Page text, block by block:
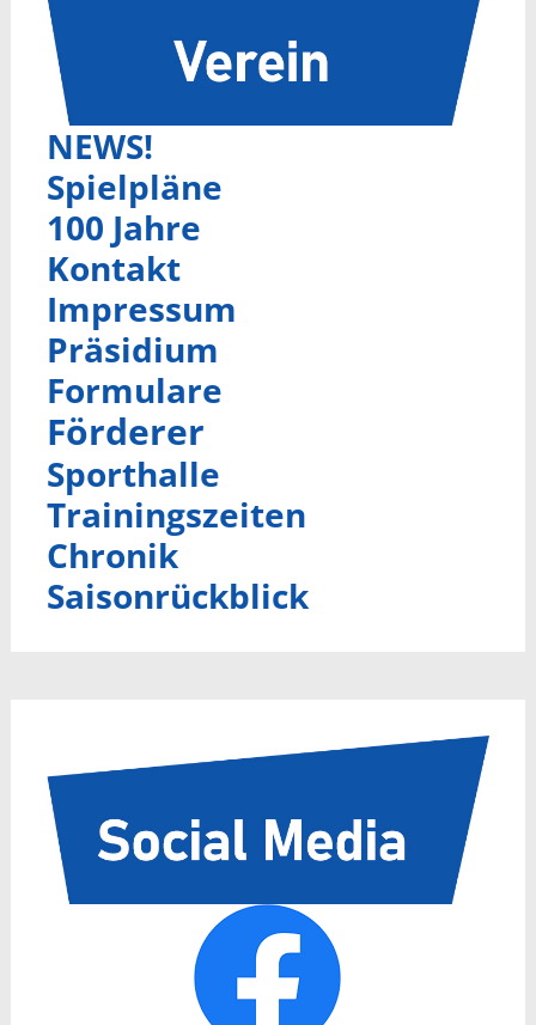
NEWS!
Spielpläne
100 Jahre
Kontakt
Impressum
Präsidium
Formulare
Förderer
Sporthalle
Trainingszeiten
Chronik
Saisonrückblick